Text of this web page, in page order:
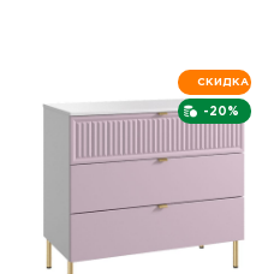
-20%
СКИДКА